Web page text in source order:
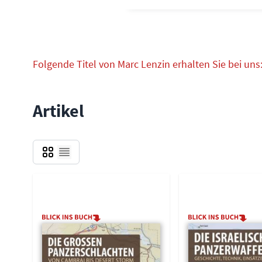
Folgende Titel von Marc Lenzin erhalten Sie bei uns:
Artikel
Grid
Liste